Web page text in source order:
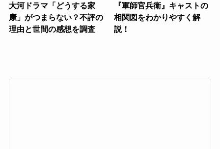
大河ドラマ「どうする家
康」がつまらない？不評の
理由と世間の感想を調査
『軍師官兵衛』キャストの
相関図をわかりやすく解
説！